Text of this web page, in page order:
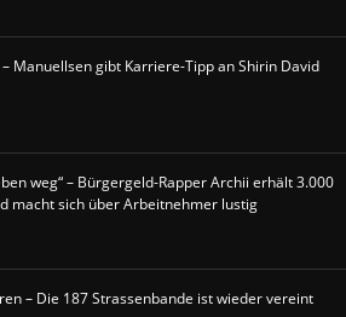
Manuellsen gibt Karriere-Tipp an Shirin David
weg“ – Bürgergeld-Rapper Archii erhält 3.000
macht sich über Arbeitnehmer lustig
– Die 187 Strassenbande ist wieder vereint